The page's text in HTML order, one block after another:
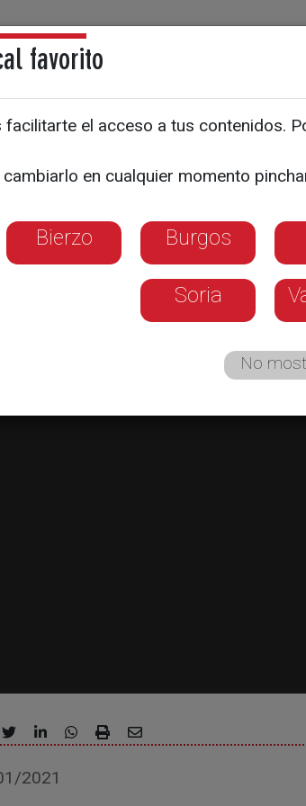
Directos Noticias
al
Fernández -
2021
favorito
facilitarte el acceso a tus contenidos.
en cualquier momento
Bierzo Burgos
Soria
No